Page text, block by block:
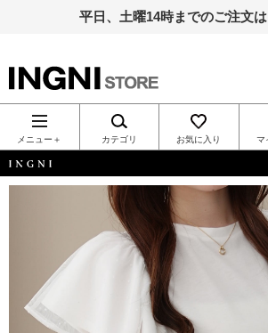
平日、土曜14時までのご注文
INGNI（イン
グ）公式通
販｜INGNI
メニュー＋ カテゴリ お気に入り マ
INGNI